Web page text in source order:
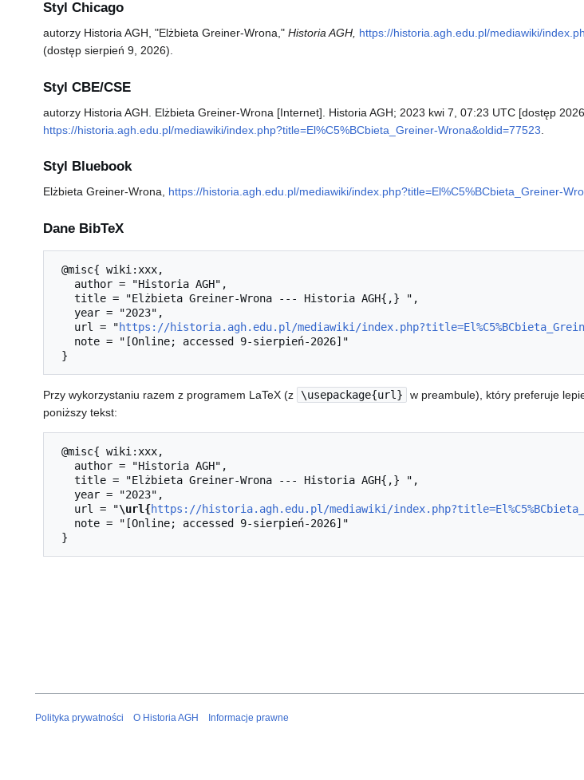
Styl Chicago
autorzy Historia AGH, "Elżbieta Greiner-Wrona," Historia AGH, https://historia.agh.edu.pl/mediawiki/
(dostęp sierpień 9, 2026).
Styl CBE/CSE
autorzy Historia AGH. Elżbieta Greiner-Wrona [Internet]. Historia AGH; 2023 kwi 7, 07:23 UTC [dostęp
https://historia.agh.edu.pl/mediawiki/index.php?title=El%C5%BCbieta_Greiner-Wrona&oldid=77523
Styl Bluebook
Elżbieta Greiner-Wrona, https://historia.agh.edu.pl/mediawiki/index.php?title=El%C5%BCbieta_Greiner-
Dane BibTeX
   url = "
https://historia.agh.edu.pl/mediawiki/
Przy wykorzystaniu razem z programem LaTeX (z \usepackage{url}
w preambule), który preferuje
poniższy tekst:
   url = "
\url{https://historia.agh.edu.pl/mediawiki/
Polityka prywatności O Historia AGH Informacje prawne